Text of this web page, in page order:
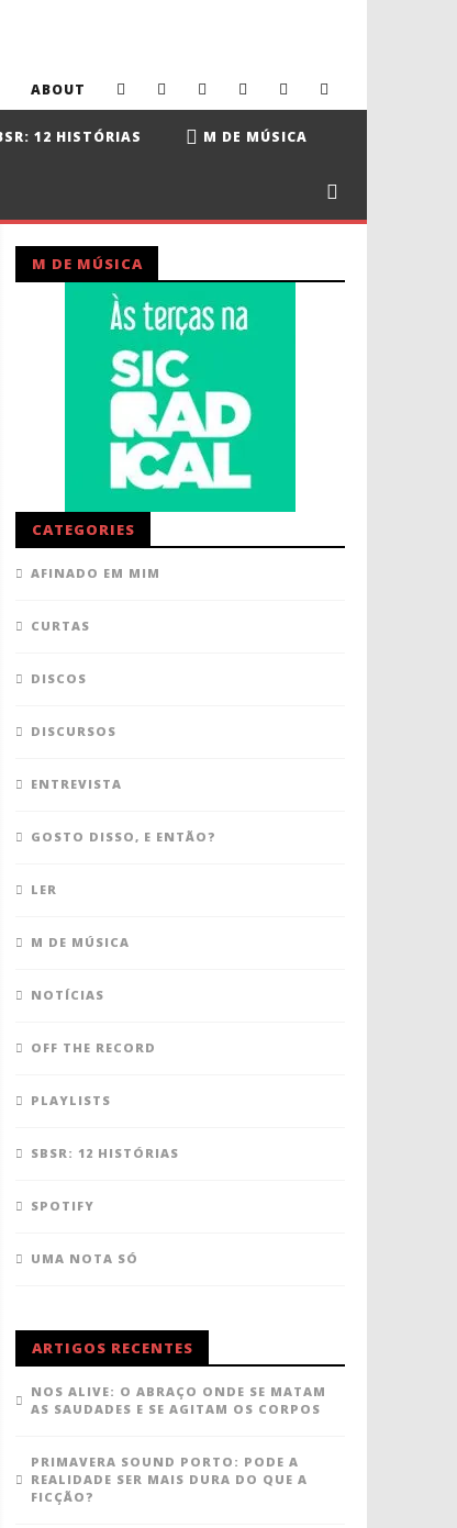
ABOUT
12 HISTÓRIAS M DE MÚSICA
M DE MÚSICA
CATEGORIES
AFINADO EM MIM
CURTAS
DISCOS
DISCURSOS
ENTREVISTA
GOSTO DISSO, E ENTÃO?
LER
M DE MÚSICA
NOTÍCIAS
OFF THE RECORD
PLAYLISTS
SBSR: 12 HISTÓRIAS
SPOTIFY
UMA NOTA SÓ
ARTIGOS RECENTES
NOS ALIVE: O ABRAÇO ONDE SE MATAM
AS SAUDADES E SE AGITAM OS CORPOS
PRIMAVERA SOUND PORTO: PODE A
REALIDADE SER MAIS DURA DO QUE A
FICÇÃO?